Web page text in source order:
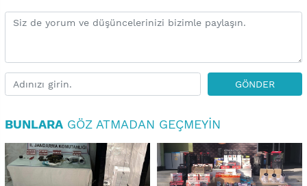
GÖNDER
BUNLARA GÖZ ATMADAN GEÇMEYIN